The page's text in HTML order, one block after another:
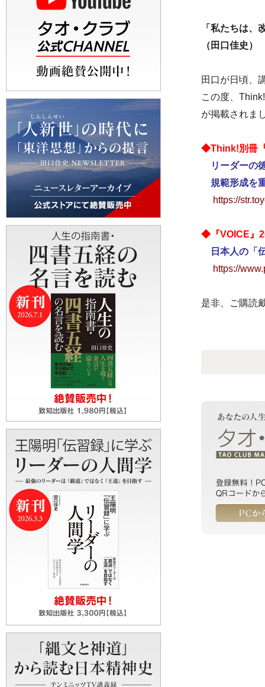
「私たちは
（田口佳史）
田口が日頃、
この度、
が掲載されま
◆Think!別冊『
リーダーの
規範形成を
https://
◆『VOICE』
日本人の「
https://
是非、ご購読